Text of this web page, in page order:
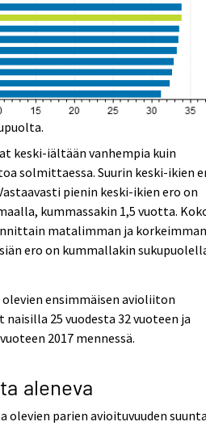
keski-iältään vanhempia kuin
solmittaessa. Suurin keski-ikien
pienin keski-ikien ero on
kummassakin 1,5 vuotta.
matalimman ja korkeimman
ero on kummallakin
ensimmäisen avioliiton
25 vuodesta 32 vuoteen ja
2017 mennessä.
aleneva
olevien parien avioituvuuden